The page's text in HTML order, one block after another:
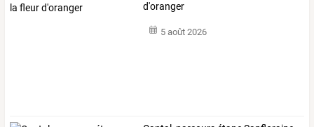
d'oranger
5 août 2026